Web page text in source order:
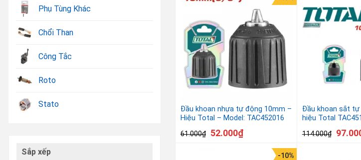
Đầu khoan nhựa tự động 10mm –
Hiệu Total – Model: TAC452016
61.000₫ 52.000₫
Đầu khoan sắt tự
hiệu Total
114.000₫
-10%
Phụ Tùng Khác
Chổi Than
Công Tắc
Roto
Stato
Sắp xếp